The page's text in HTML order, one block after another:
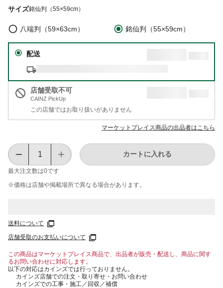
サイズ銘仙判（55×59cm）
八端判（59×63cm） 銘仙判（55×59cm）
配送
店舗受取不可
CAINZ PickUp
この店舗ではお取り扱いがありません
マーケットプレイス商品の出品者はこちら
最大注文数は0です
カートに入れる
※価格は​店舗や​掲載場所で​異なる​場合が​あります。
送料について
店舗受取のお支払いについて
この商品はマーケットプレイス商品で、出品者が販売・配送し、商品に関す
るお問い合わせに対応します。
以下の対応はカインズでは行っておりません。
カインズ店舗での注文・取り寄せ・お問い合わせ
カインズでの工事・施工／回収／補償